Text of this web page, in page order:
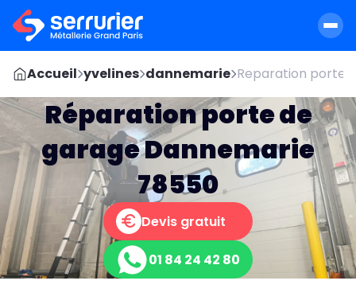
Accueil yvelines dannemarie Reparation porte
Réparation porte de
garage Dannemarie
78550
Devis gratuit
01 84 24 42 80